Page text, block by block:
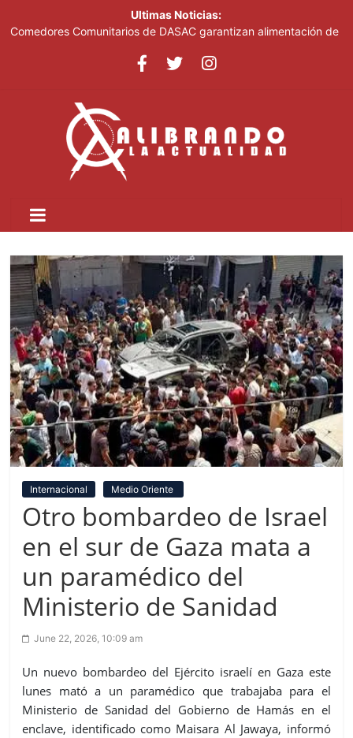
Ultimas Noticias:
Comedores Comunitarios de DASAC garantizan alimentación de
Centroamericanos y del Caribe Santo Domingo 2026
Senado de EE. UU. aprueba nuevo paquete de sanciones a
Italia dice que no acepta ultimátums y mantendrá la suspensión
del Schengen con España
Fransheska Matías gana dos plata en el torneo de pesas de los
Internacional Medio Oriente
Otro bombardeo de Israel
en el sur de Gaza mata a
un paramédico del
Ministerio de Sanidad
June 22, 2026, 10:09 am
Un nuevo bombardeo del Ejército israelí en Gaza este
lunes mató a un paramédico que trabajaba para el
Ministerio de Sanidad del Gobierno de Hamás en el
enclave, identificado como Maisara Al Jawaya, informó